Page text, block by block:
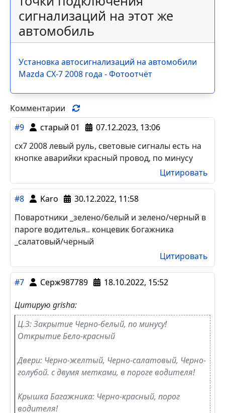
сигнализаций на этот же
автомобиль
Установка автосигнализаций на автомобили
Mazda CX-7 2008 года - Фотоотчёт
Комментарии
#9
старый 01
07.12.2023, 13:06
cх7 2008 левый руль, световые сигналы есть на
кнопке аварийки красный провод, по минусу
Цитировать
#8 Karo
30.12.2022, 11:58
Поваротники _зелено/белый и зелено/черный в
пароге водителья.. концевик богажника
_салатовый/черный
Цитировать
#7 Серж987789 18.10.2022, 15:52
Цитирую grisha:
Ц.З: Закрытие Черно-белый, по минусу!
Открытие Бело-красный
Двери: Черно-желтый, Черно-салатовый, Черно-
голубой. с двумя метками, в пороге водителя!
Крышка Багажника: Черно-красный, порог
водителя!